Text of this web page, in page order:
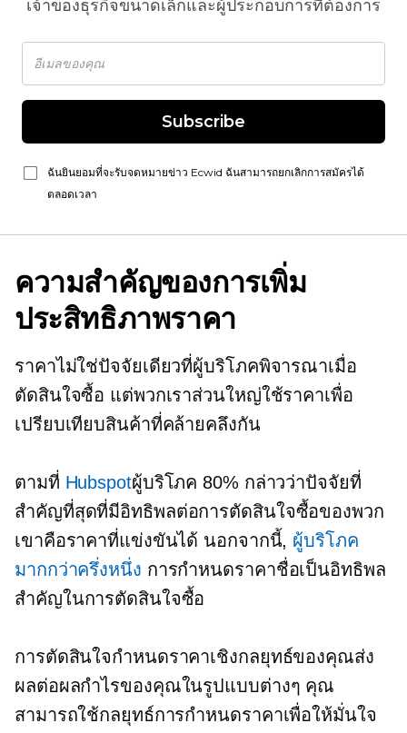
เจ้าของธุรกิจขนาดเล็กและผู้ประกอบการที่ต้องการ
Subscribe
ฉันยินยอมที่จะรับจดหมายข่าว Ecwid ฉันสามารถยกเลิกการสมัครได้
ตลอดเวลา
ความสำคัญของการเพิ่ม
ประสิทธิภาพราคา
ราคาไม่ใช่ปัจจัยเดียวที่ผู้บริโภคพิจารณาเมื่อ
ตัดสินใจซื้อ แต่พวกเราส่วนใหญ่ใช้ราคาเพื่อ
เปรียบเทียบสินค้าที่คล้ายคลึงกัน
ตามที่ Hubspotผู้บริโภค 80% กล่าวว่าปัจจัยที่
สำคัญที่สุดที่มีอิทธิพลต่อการตัดสินใจซื้อของพวก
เขาคือราคาที่แข่งขันได้ นอกจากนี้, ผู้บริโภค
มากกว่าครึ่งหนึ่ง การกำหนดราคาชื่อเป็นอิทธิพล
สำคัญในการตัดสินใจซื้อ
การตัดสินใจกำหนดราคาเชิงกลยุทธ์ของคุณส่ง
ผลต่อผลกำไรของคุณในรูปแบบต่างๆ คุณ
สามารถใช้กลยุทธ์การกำหนดราคาเพื่อให้มั่นใจ